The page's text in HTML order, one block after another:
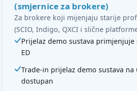
(smjernice za brokere)
Za brokere koji mijenjaju starije
(SCIO, Indigo, QXCI i slične
Prijelaz demo sustava primjenjuje
ED
Trade-in prijelaz demo sustava na
dostupan